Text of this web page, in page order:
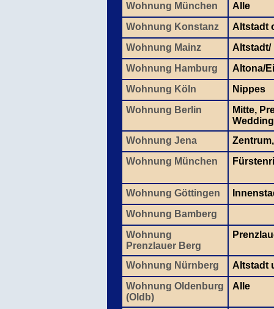
Wohnung München
Alle
Wohnung Konstanz
Altstadt
Wohnung Mainz
Altstadt/
Wohnung Hamburg
Altona/
Wohnung Köln
Nippes
Wohnung Berlin
Mitte,
Wedding
Wohnung Jena
Wohnung München
Wohnung Göttingen
Wohnung Bamberg
Wohnung
Prenzlauer Berg
Wohnung Nürnberg
Altstadt
Wohnung Oldenburg
(Oldb)
Alle